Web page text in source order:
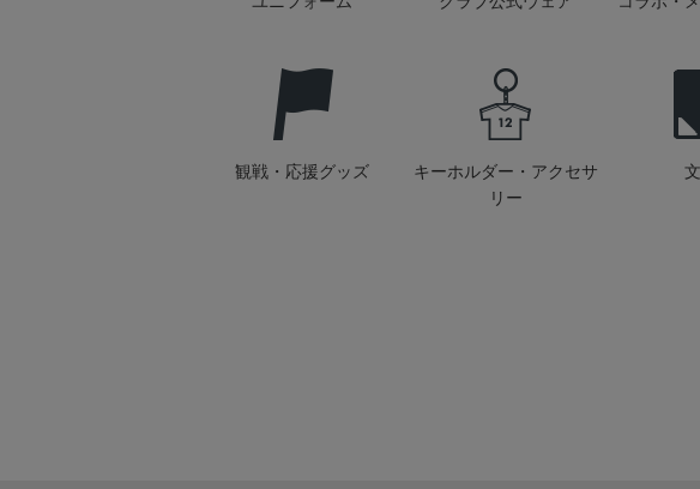
観戦・応援グッズ
キーホルダー・アクセサ
リー